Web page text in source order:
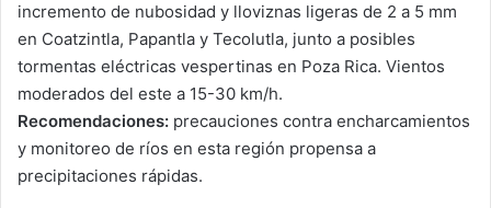
incremento de nubosidad y lloviznas ligeras de 2 a 5 mm
en Coatzintla, Papantla y Tecolutla, junto a posibles
tormentas eléctricas vespertinas en Poza Rica. Vientos
moderados del este a 15-30 km/h.
Recomendaciones: precauciones contra encharcamientos
y monitoreo de ríos en esta región propensa a
precipitaciones rápidas.